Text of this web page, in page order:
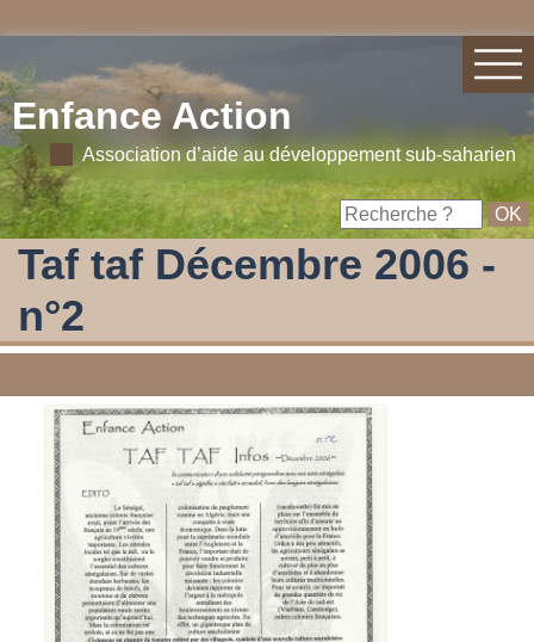
Enfance Action
Association d’aide au développement sub-saharien
Taf taf Décembre 2006 -
n°2